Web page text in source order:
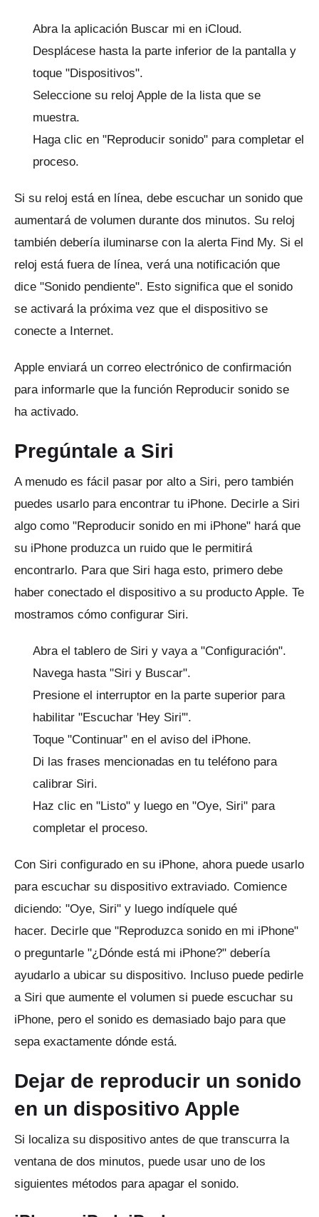
Abra la aplicación Buscar mi en iCloud.
Desplácese hasta la parte inferior de la pantalla y
toque "Dispositivos".
Seleccione su reloj Apple de la lista que se
muestra.
Haga clic en "Reproducir sonido" para completar el
proceso.
Si su reloj está en línea, debe escuchar un sonido que
aumentará de volumen durante dos minutos. Su reloj
también debería iluminarse con la alerta Find My. Si el
reloj está fuera de línea, verá una notificación que
dice "Sonido pendiente". Esto significa que el sonido
se activará la próxima vez que el dispositivo se
conecte a Internet.
Apple enviará un correo electrónico de confirmación
para informarle que la función Reproducir sonido se
ha activado.
Pregúntale a Siri
A menudo es fácil pasar por alto a Siri, pero también
puedes usarlo para encontrar tu iPhone. Decirle a Siri
algo como "Reproducir sonido en mi iPhone" hará que
su iPhone produzca un ruido que le permitirá
encontrarlo. Para que Siri haga esto, primero debe
haber conectado el dispositivo a su producto Apple. Te
mostramos cómo configurar Siri.
Abra el tablero de Siri y vaya a "Configuración".
Navega hasta "Siri y Buscar".
Presione el interruptor en la parte superior para
habilitar "Escuchar 'Hey Siri'".
Toque "Continuar" en el aviso del iPhone.
Di las frases mencionadas en tu teléfono para
calibrar Siri.
Haz clic en "Listo" y luego en "Oye, Siri" para
completar el proceso.
Con Siri configurado en su iPhone, ahora puede usarlo
para escuchar su dispositivo extraviado. Comience
diciendo: "Oye, Siri" y luego indíquele qué
hacer. Decirle que "Reproduzca sonido en mi iPhone"
o preguntarle "¿Dónde está mi iPhone?" debería
ayudarlo a ubicar su dispositivo. Incluso puede pedirle
a Siri que aumente el volumen si puede escuchar su
iPhone, pero el sonido es demasiado bajo para que
sepa exactamente dónde está.
Dejar de reproducir un sonido
en un dispositivo Apple
Si localiza su dispositivo antes de que transcurra la
ventana de dos minutos, puede usar uno de los
siguientes métodos para apagar el sonido.